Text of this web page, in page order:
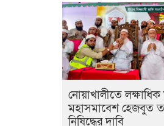
নোয়াখালীতে
মহাসমাবেশ হেজবুত
নিষিদ্ধের দাবি